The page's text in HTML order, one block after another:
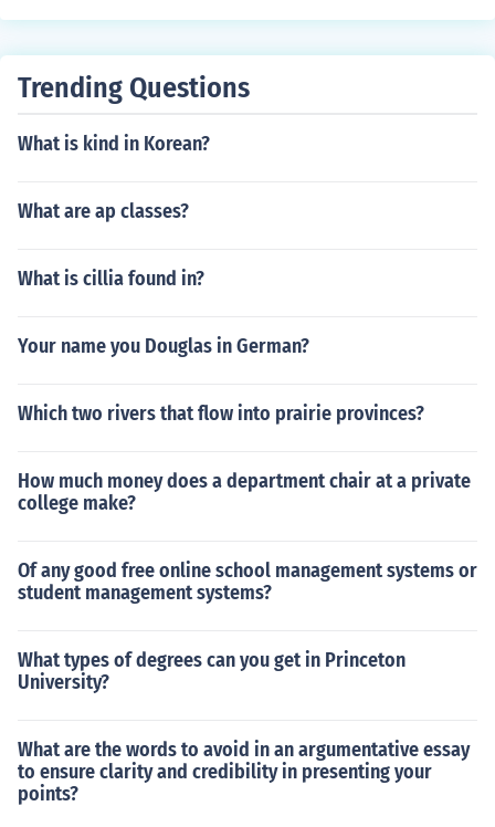
Trending Questions
What is kind in Korean?
What are ap classes?
What is cillia found in?
Your name you Douglas in German?
Which two rivers that flow into prairie provinces?
How much money does a department chair at a private
college make?
Of any good free online school management systems or
student management systems?
What types of degrees can you get in Princeton
University?
What are the words to avoid in an argumentative essay
to ensure clarity and credibility in presenting your
points?